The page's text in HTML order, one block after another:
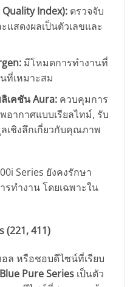
Index):ตรวจจับ
สดงผลเป็นตัวเลขและ
มีโหมดการทำงานที่
ที่เหมาะสม
เคชัน Aura:ควบคุมการ
ากาศแบบเรียลไทม์, รับ
เชิงลึกเกี่ยวกับคุณภาพ
Series ยังคงรักษา
รทำงาน โดยเฉพาะใน
(221, 411)
ล หรือชอบดีไซน์ที่เรียบ
Pure Series เป็นตัว